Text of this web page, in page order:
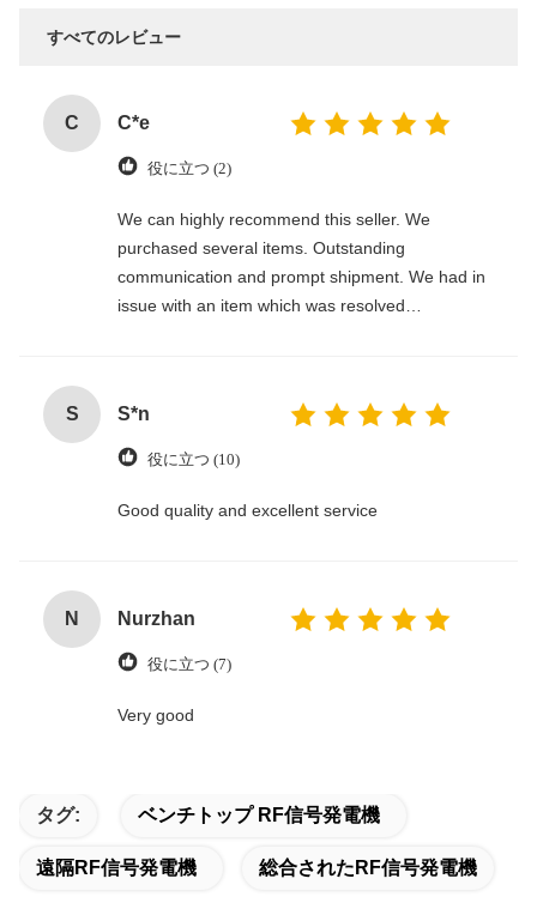
すべてのレビュー
C C*e
役に立つ (2)
We can highly recommend this seller. We
purchased several items. Outstanding
communication and prompt shipment. We had in
issue with an item which was resolved
S S*n
役に立つ (10)
Good quality and excellent service
N Nurzhan
役に立つ (7)
Very good
タグ: ベンチトップ RF信号発電機
遠隔RF信号発電機 総合されたRF信号発電機